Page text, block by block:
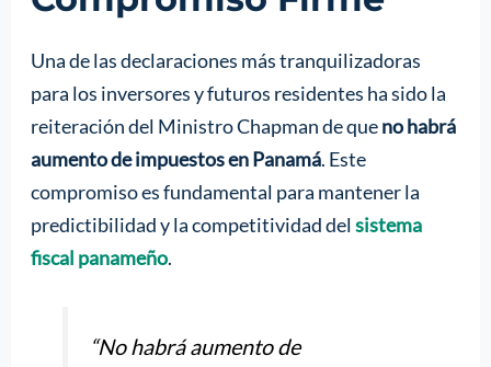
Una de las declaraciones más tranquilizadoras
para los inversores y futuros residentes ha sido la
reiteración del Ministro Chapman de queno habrá
aumento de impuestos en Panamá. Este
compromiso es fundamental para mantener la
predictibilidad y la competitividad del sistema
fiscal panameño.
“No habrá aumento de